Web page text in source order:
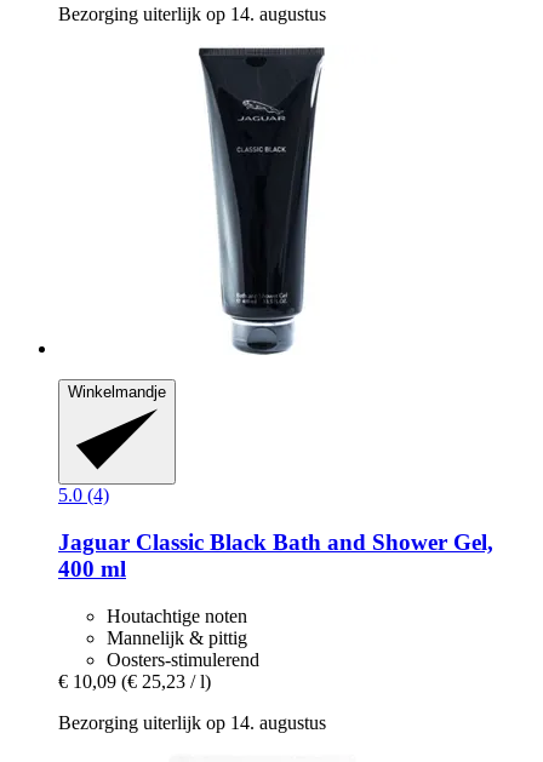
Bezorging uiterlijk op 14. augustus
Winkelmandje
5.0 (4)
Jaguar Classic Black Bath and Shower Gel,
400 ml
Houtachtige noten
Mannelijk & pittig
Oosters-stimulerend
€ 10,09 (€ 25,23 / l)
Bezorging uiterlijk op 14. augustus